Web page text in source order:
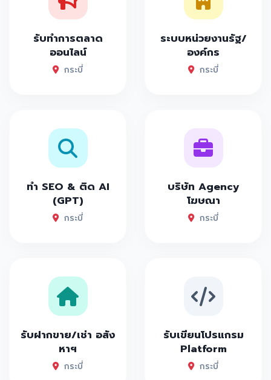
รับทำการตลาด
ออนไลน์
กระบี่
ระบบหน่วยงานรัฐ/
องค์กร
กระบี่
ทำ SEO & ติด AI
(GPT)
กระบี่
บริษัท Agency
โฆษณา
กระบี่
รับฝากขาย/เช่า อสัง
หาฯ
กระบี่
รับเขียนโปรแกรม
Platform
กระบี่